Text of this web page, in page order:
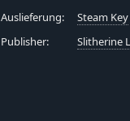
Auslieferung:
Steam Key
Publisher:
Slitherine